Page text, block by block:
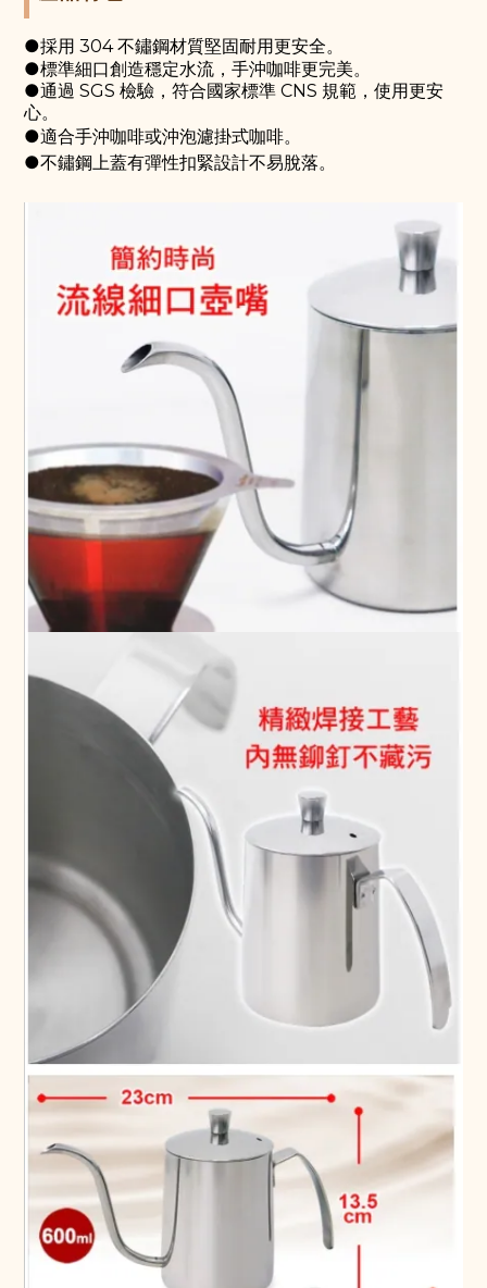
●採用 304 不鏽鋼材質堅固耐用更安全。
●標準細口創造穩定水流，手沖咖啡更完美。
●通過 SGS 檢驗，符合國家標準 CNS 規範，使用更安
心。
●適合手沖咖啡或沖泡濾掛式咖啡。
●不鏽鋼上蓋有彈性扣緊設計不易脫落。